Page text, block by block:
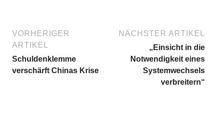
VORHERIGER
ARTIKEL
Schuldenklemme
verschärft Chinas Krise
NÄCHSTER ARTIKEL
„Einsicht in die
Notwendigkeit eines
Systemwechsels
verbreitern“